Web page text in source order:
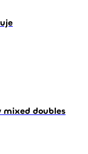
mixed doubles